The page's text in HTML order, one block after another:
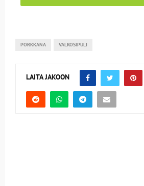
PORKKANA VALKOSIPULI
LAITA JAKOON